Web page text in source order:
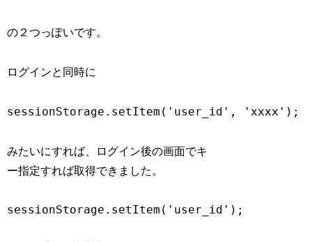
の２つっぽいです。
ログインと同時に
sessionStorage.setItem('user_id', 'xxxx');
みたいにすれば、ログイン後の画面でキ
ー指定すれば取得できました。
sessionStorage.setItem('user_id');